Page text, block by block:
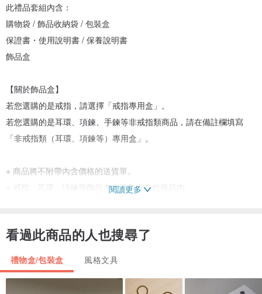
此禮品套組內含：
購物袋 / 飾品收納袋 / 包裝盒
保證書・使用說明書 / 保養說明書
飾品盒
【關於飾品盒】
若您選購的是戒指，請選擇「戒指專用盒」。
若您選購的是耳環、項鍊、手鍊等非戒指類商品，請在備註欄填寫
「非戒指類（耳環、項鍊等）專用盒」。
※ 商品將不附帶內含價格的送貨單。
※ 戒指、耳環、項鍊等飾品本身不包含在此商品內。
【參考尺寸】寬 64mm × 長 86mm × 高 38mm
閱讀更多
看過此商品的人也搜尋了
禮物盒/包裝盒 風格文具